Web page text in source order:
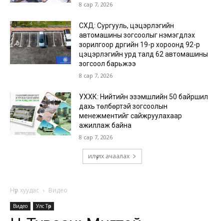
8 сар 7, 2026
СХД: Сургууль, цэцэрлэгийн
автомашины зогсоолыг нэмэгдүүлэх
зорилгоор дүүргийн 19-р хороонд 92-р
цэцэрлэгийн урд талд 62 автомашины
зогсоол барьжээ
8 сар 7, 2026
УХХК: Нийтийн эзэмшлийн 50 байршил
дахь төлбөртэй зогсоолын
менежментийг сайжруулахаар
ажиллаж байна
8 сар 7, 2026
илүү их ачаалах